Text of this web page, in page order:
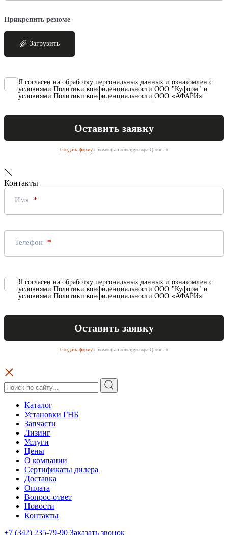
Прикрепить резюме
Загрузить
Я согласен на обработку персональных данных и ознакомлен с
условиями Политики конфиденциальности ООО "Куформ" и
условиями Политики конфиденциальности ООО «АФАРИ»
Создать форму с помощью конструктора Qform.io
Контакты
Имя
Телефон
Я согласен на обработку персональных данных и ознакомлен с
условиями Политики конфиденциальности ООО "Куформ" и
условиями Политики конфиденциальности ООО «АФАРИ»
Создать форму с помощью конструктора Qform.io
Каталог
Установки ГНБ
Запчасти
Лизинг
Услуги
Цены
О компании
Сертификаты дилера
Доставка
Оплата
Вопрос-ответ
Новости
Контакты
+7 (342) 235-79-90 Заказать звонок